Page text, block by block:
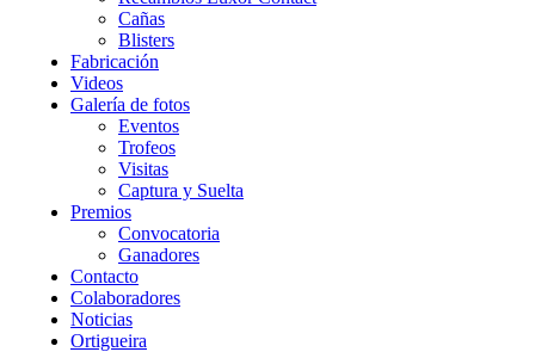
Cañas
Blisters
Fabricación
Videos
Galería de fotos
Eventos
Trofeos
Visitas
Captura y Suelta
Premios
Convocatoria
Ganadores
Contacto
Colaboradores
Noticias
Ortigueira